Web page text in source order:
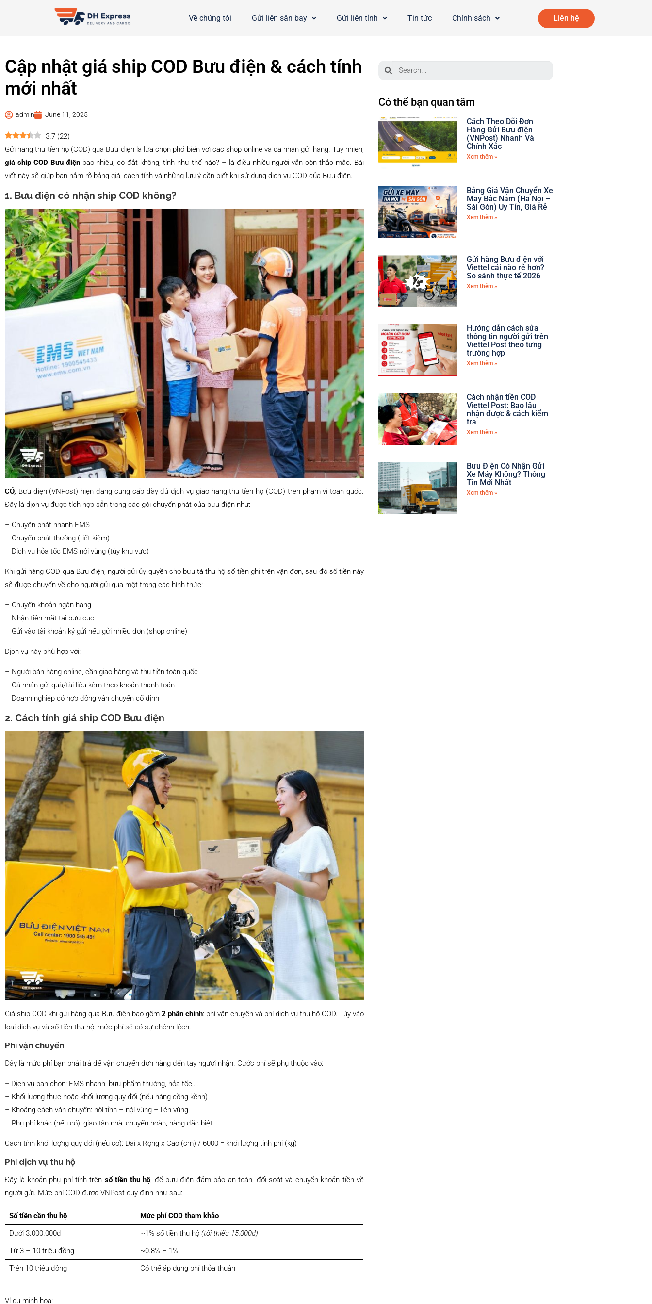
Về chúng tôi Gửi liên sân bay Gửi liên tỉnh Tin tức Chính sách Liên hệ
Cập nhật giá ship COD Bưu điện & cách tính
mới nhất
admin June 11, 2025
3.7 (22)
Gửi hàng thu tiền hộ (COD) qua Bưu điện là lựa chọn phổ biến với các shop online và cá nhân gửi hàng. Tuy nhiên,
giá ship COD Bưu điện bao nhiêu, có đắt không, tính như thế nào? – là điều nhiều người vẫn còn thắc mắc. Bài
viết này sẽ giúp bạn nắm rõ bảng giá, cách tính và những lưu ý cần biết khi sử dụng dịch vụ COD của Bưu điện.
1. Bưu điện có nhận ship COD không?
CÓ, Bưu điện (VNPost) hiện đang cung cấp đầy đủ dịch vụ giao hàng thu tiền hộ (COD) trên phạm vi toàn quốc.
Đây là dịch vụ được tích hợp sẵn trong các gói chuyển phát của bưu điện như:
– Chuyển phát nhanh EMS
– Chuyển phát thường (tiết kiệm)
– Dịch vụ hỏa tốc EMS nội vùng (tùy khu vực)
Khi gửi hàng COD qua Bưu điện, người gửi ủy quyền cho bưu tá thu hộ số tiền ghi trên vận đơn, sau đó số tiền này
sẽ được chuyển về cho người gửi qua một trong các hình thức:
– Chuyển khoản ngân hàng
– Nhận tiền mặt tại bưu cục
– Gửi vào tài khoản ký gửi nếu gửi nhiều đơn (shop online)
Dịch vụ này phù hợp với:
– Người bán hàng online, cần giao hàng và thu tiền toàn quốc
– Cá nhân gửi quà/tài liệu kèm theo khoản thanh toán
– Doanh nghiệp có hợp đồng vận chuyển cố định
2. Cách tính giá ship COD Bưu điện
Giá ship COD khi gửi hàng qua Bưu điện bao gồm 2 phần chính: phí vận chuyển và phí dịch vụ thu hộ COD. Tùy vào
loại dịch vụ và số tiền thu hộ, mức phí sẽ có sự chênh lệch.
Phí vận chuyển
Đây là mức phí bạn phải trả để vận chuyển đơn hàng đến tay người nhận. Cước phí sẽ phụ thuộc vào:
– Dịch vụ bạn chọn: EMS nhanh, bưu phẩm thường, hỏa tốc,…
– Khối lượng thực hoặc khối lượng quy đổi (nếu hàng cồng kềnh)
– Khoảng cách vận chuyển: nội tỉnh – nội vùng – liên vùng
– Phụ phí khác (nếu có): giao tận nhà, chuyển hoàn, hàng đặc biệt…
Cách tính khối lượng quy đổi (nếu có): Dài x Rộng x Cao (cm) / 6000 = khối lượng tính phí (kg)
Phí dịch vụ thu hộ
Đây là khoản phụ phí tính trên số tiền thu hộ, để bưu điện đảm bảo an toàn, đối soát và chuyển khoản tiền về
người gửi. Mức phí COD được VNPost quy định như sau:
Số tiền cần thu hộ
Mức phí COD tham khảo
Dưới 3.000.000đ
~1% số tiền thu hộ (tối thiểu 15.000đ)
Từ 3 – 10 triệu đồng
~0.8% – 1%
Trên 10 triệu đồng
Có thể áp dụng phí thỏa thuận
Ví dụ minh họa:
Có thể bạn quan tâm
Cách Theo Dõi Đơn
Hàng Gửi Bưu điện
(VNPost) Nhanh Và
Chính Xác
Xem thêm »
Bảng Giá Vận Chuyển Xe
Máy Bắc Nam (Hà Nội –
Sài Gòn) Uy Tín, Giá Rẻ
Xem thêm »
Gửi hàng Bưu điện với
Viettel cái nào rẻ hơn?
So sánh thực tế 2026
Xem thêm »
Hướng dẫn cách sửa
thông tin người gửi trên
Viettel Post theo từng
trường hợp
Xem thêm »
Cách nhận tiền COD
Viettel Post: Bao lâu
nhận được & cách kiểm
tra
Xem thêm »
Bưu Điện Có Nhận Gửi
Xe Máy Không? Thông
Tin Mới Nhất
Xem thêm »